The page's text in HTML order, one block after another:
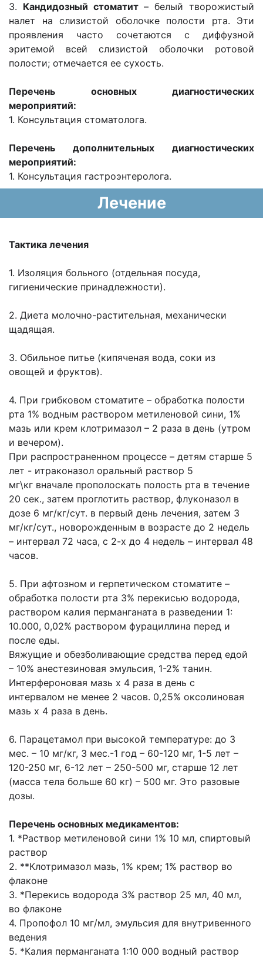
3. Кандидозный стоматит– белый творожистый
налет на слизистой оболочке полости рта. Эти
проявления часто сочетаются с диффузной
эритемой всей слизистой оболочки ротовой
полости; отмечается ее сухость.
Перечень основных диагностических
мероприятий:
1. Консультация стоматолога.
Перечень дополнительных диагностических
мероприятий:
1. Консультация гастроэнтеролога.
Лечение
Тактика лечения
1. Изоляция больного (отдельная посуда,
гигиенические принадлежности).
2. Диета молочно-растительная, механически
щадящая.
3. Обильное питье (кипяченая вода, соки из
овощей и фруктов).
4. При грибковом стоматите – обработка полости
рта 1% водным раствором метиленовой сини, 1%
мазь или крем клотримазол – 2 раза в день (утром
и вечером).
При распространенном процессе – детям старше 5
лет - итраконазол оральный раствор 5
мг\кг вначале прополоскать полость рта в течение
20 сек., затем проглотить раствор, флуконазол в
дозе 6 мг/кг/сут. в первый день лечения, затем 3
мг/кг/сут., новорожденным в возрасте до 2 недель
– интервал 72 часа, с 2-х до 4 недель – интервал 48
часов.
5. При афтозном и герпетическом стоматите –
обработка полости рта 3% перекисью водорода,
раствором калия перманганата в разведении 1:
10.000, 0,02% раствором фурациллина перед и
после еды.
Вяжущие и обезболивающие средства перед едой
– 10% анестезиновая эмульсия, 1-2% танин.
Интерфероновая мазь х 4 раза в день с
интервалом не менее 2 часов. 0,25% оксолиновая
мазь х 4 раза в день.
6. Парацетамол при высокой температуре: до 3
мес. – 10 мг/кг, 3 мес.-1 год – 60-120 мг, 1-5 лет –
120-250 мг, 6-12 лет – 250-500 мг, старше 12 лет
(масса тела больше 60 кг) – 500 мг. Это разовые
дозы.
Перечень основных медикаментов:
1. *Раствор метиленовой сини 1% 10 мл, спиртовый
раствор
2. **Клотримазол мазь, 1% крем; 1% раствор во
флаконе
3. *Перекись водорода 3% раствор 25 мл, 40 мл,
во флаконе
4. Пропофол 10 мг/мл, эмульсия для внутривенного
ведения
5. *Калия перманганата 1:10 000 водный раствор